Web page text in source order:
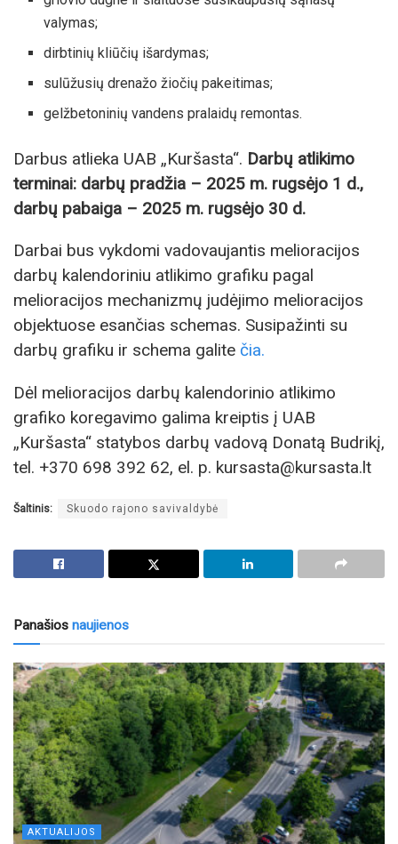
valymas;
dirbtinių kliūčių išardymas;
sulūžusių drenažo žiočių pakeitimas;
gelžbetoninių vandens pralaidų remontas.
Darbus atlieka UAB „Kuršasta“. Darbų atlikimo
terminai: darbų pradžia – 2025 m. rugsėjo 1 d.,
darbų pabaiga – 2025 m. rugsėjo 30 d.
Darbai bus vykdomi vadovaujantis melioracijos
darbų kalendoriniu atlikimo grafiku pagal
melioracijos mechanizmų judėjimo melioracijos
objektuose esančias schemas. Susipažinti su
darbų grafiku ir schema galite čia.
Dėl melioracijos darbų kalendorinio atlikimo
grafiko koregavimo galima kreiptis į UAB
„Kuršasta“ statybos darbų vadovą Donatą Budrikį,
tel. +370 698 392 62, el. p. kursasta@kursasta.lt
Šaltinis: Skuodo rajono savivaldybė
Panašios naujienos
AKTUALIJOS